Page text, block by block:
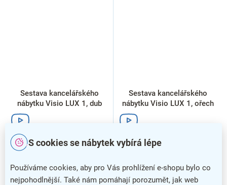
S cookies se nábytek vybírá lépe
Používáme cookies, aby pro Vás prohlížení e-shopu bylo co
nejpohodlnější. Také nám pomáhají porozumět, jak web
Sestava kancelářského
nábytku Visio LUX 1, dub
Sestava kancelářského
nábytku Visio LUX 1, ořech